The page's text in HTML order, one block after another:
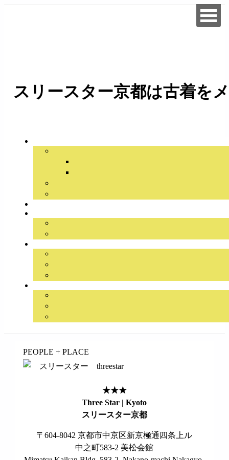
スリースター京都は古着を
займ на карту онлайн без отказа
PEOPLE + PLACE
★★★
Three Star | Kyoto
スリースター京都
〒604-8042 京都市中京区新京極通四条上ル
中之町583-2 美松会館